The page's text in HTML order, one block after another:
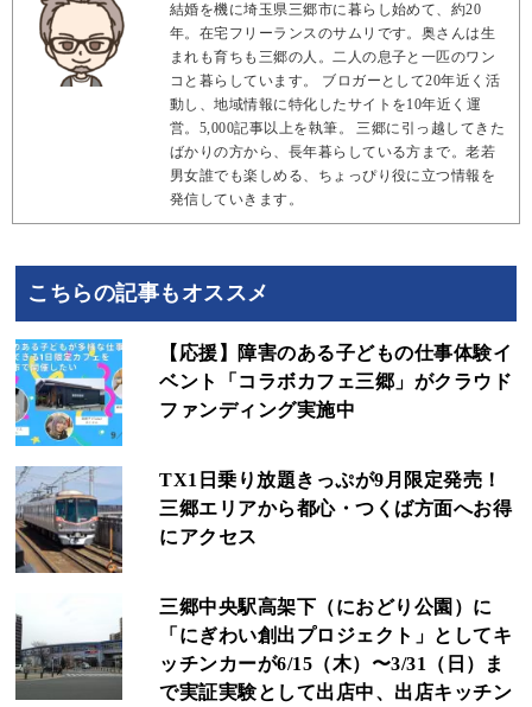
結婚を機に埼玉県三郷市に暮らし始めて、約20
年。在宅フリーランスのサムリです。奥さんは生
まれも育ちも三郷の人。二人の息子と一匹のワン
コと暮らしています。 ブロガーとして20年近く活
動し、地域情報に特化したサイトを10年近く運
営。5,000記事以上を執筆。 三郷に引っ越してきた
ばかりの方から、長年暮らしている方まで。老若
男女誰でも楽しめる、ちょっぴり役に立つ情報を
発信していきます。
こちらの記事もオススメ
【応援】障害のある子どもの仕事体験イ
ベント「コラボカフェ三郷」がクラウド
ファンディング実施中
TX1日乗り放題きっぷが9月限定発売！
三郷エリアから都心・つくば方面へお得
にアクセス
三郷中央駅高架下（におどり公園）に
「にぎわい創出プロジェクト」としてキ
ッチンカーが6/15（木）〜3/31（日）ま
で実証実験として出店中、出店キッチン